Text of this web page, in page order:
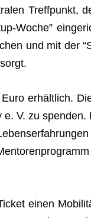
Treff­punkt,
Woche”
und mit der
erhält­lich.
V. zu
einen